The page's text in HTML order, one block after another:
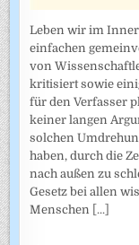
Leben wir im
einfachen
von
kritisiert sowie
für den Verfasser
keiner langen
solchen
haben, durch die
nach außen zu
Gesetz bei allen
Menschen [...]